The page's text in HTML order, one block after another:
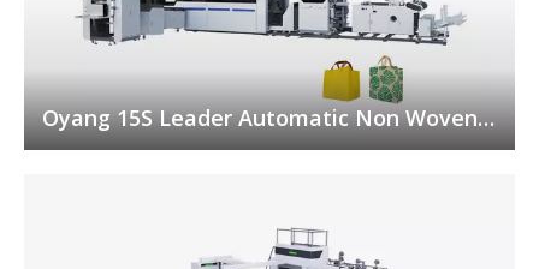
Oyang 15S Leader Automatic Non Woven
Box Bag Making Machine mit Griff online